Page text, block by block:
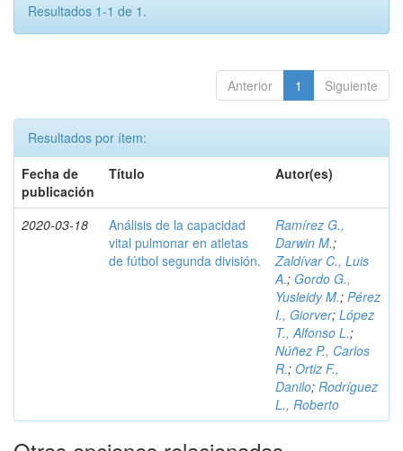
Resultados 1-1 de 1.
Anterior 1 Siguiente
Resultados por ítem:
Fecha de
publicación
Título Autor(es)
2020-03-18
Análisis de la capacidad
vital pulmonar en atletas
de fútbol segunda división.
Ramírez G.,
Darwin M.;
Zaldívar C., Luis
A.; Gordo G.,
Yusleidy M.; Pérez
I., Giorver; López
T., Alfonso L.;
Núñez P., Carlos
R.; Ortiz F.,
Danilo; Rodríguez
L., Roberto